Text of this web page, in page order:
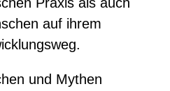
auf ihrem
und Mythen